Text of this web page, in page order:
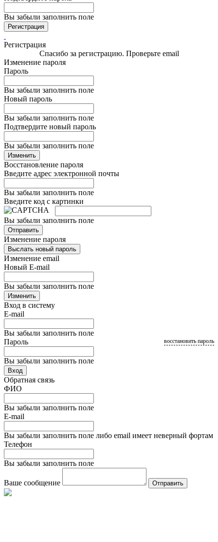
Вы забыли заполнить поле
Регистрация
Регистрация
Спасибо за регистрацию. Проверьте email
Изменение пароля
Пароль
Вы забыли заполнить поле
Новый пароль
Вы забыли заполнить поле
Подтвердите новый пароль
Вы забыли заполнить поле
Изменить
Восстановление пароля
Введите адрес электронной почты
Вы забыли заполнить поле
Введите код с картинки
Вы забыли заполнить поле
Отправить
Изменение пароля
Выслать новый пароль
Изменение email
Новый E-mail
Вы забыли заполнить поле
Изменить
Вход в систему
E-mail
Вы забыли заполнить поле
Пароль
Вы забыли заполнить поле
восстановить пароль
Вход
Обратная связь
ФИО
Вы забыли заполнить поле
E-mail
Вы забыли заполнить поле либо email имеет неверный фортам
Телефон
Вы забыли заполнить поле
Ваше сообщение Отправить